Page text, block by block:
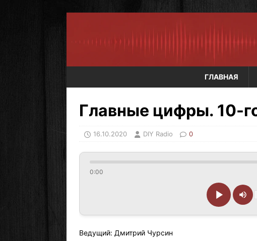
ГЛАВНАЯ
Главные цифры. 10-
16.10.2020 DIY Radio 0
0:00
Ведущий: Дмитрий Чурсин